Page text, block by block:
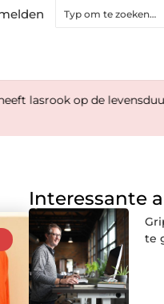
van machines
Interessante
te